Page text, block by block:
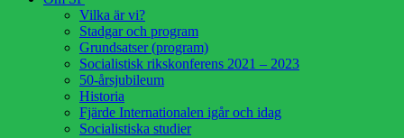
Vilka är vi?
Stadgar och program
Grundsatser (program)
Socialistisk rikskonferens 2021 – 2023
50-årsjubileum
Historia
Fjärde Internationalen igår och idag
Socialistiska studier